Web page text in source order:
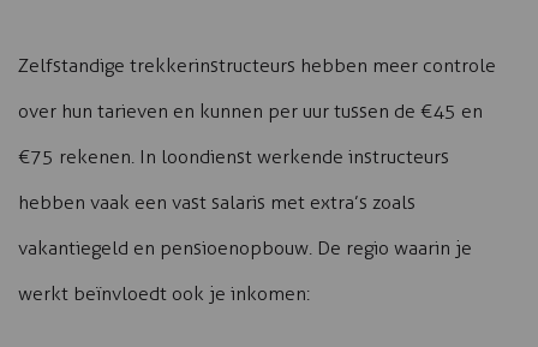
Zelfstandige trekkerinstructeurs hebben meer controle
over hun tarieven en kunnen per uur tussen de €45 en
€75 rekenen. In loondienst werkende instructeurs
hebben vaak een vast salaris met extra’s zoals
vakantiegeld en pensioenopbouw. De regio waarin je
werkt beïnvloedt ook je inkomen: